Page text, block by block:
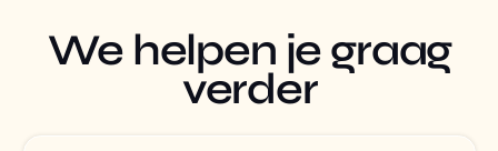
We helpen je graag
verder